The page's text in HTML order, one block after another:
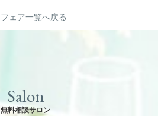
フェア一覧へ戻る
Salon
無料相談サロン